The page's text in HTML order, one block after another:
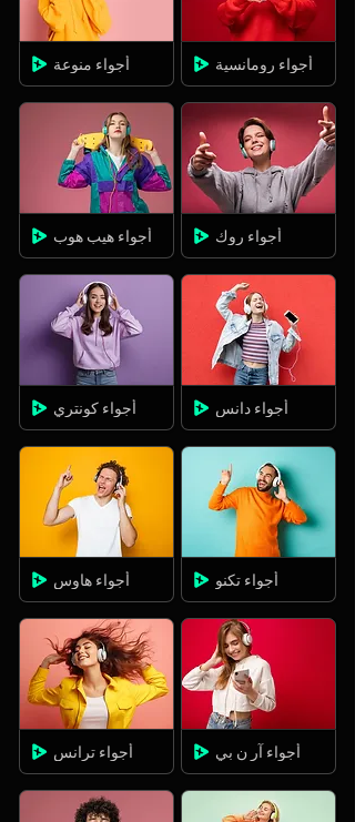
أجواء منوعة
أجواء هيب هوب
أجواء كونتري
أجواء هاوس
أجواء ترانس
أجواء رومانسية
أجواء روك
أجواء دانس
أجواء تكنو
أجواء آر ن بي